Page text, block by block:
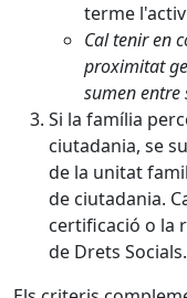
terme
Cal tenir en
proximitat
sumen entre
Si la família
ciutadania, se
de la unitat
de ciutadania.
certificació o la
de Drets Socials.